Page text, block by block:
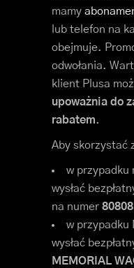
mamy
lub telefon na
obejmuje.
odwołania.
klient Plusa
upoważnia do
rabatem.
Aby skorzystać
w przypadku
wysłać
na numer 80808
w przypadku
wysłać
MEMORIAL